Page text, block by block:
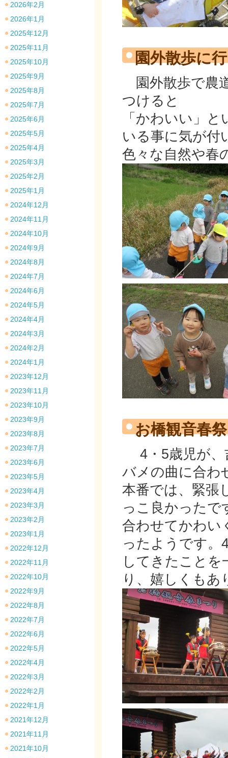
園外散歩に
園外散歩で農
つけると
「かわいい」
いる事に気が付
色々な自然や春
お橋観音春
4・5歳児が、
バメの曲に合わ
本番では、緊張
っこ良かったで
合わせてかわい
ったようです。
してきたことを
り、嬉しくもあ
2026年2月
2026年1月
2025年12月
2025年11月
2025年10月
2025年9月
2025年8月
2025年7月
2025年6月
2025年5月
2025年4月
2025年3月
2025年2月
2025年1月
2024年12月
2024年11月
2024年10月
2024年9月
2024年8月
2024年7月
2024年6月
2024年5月
2024年4月
2024年3月
2024年2月
2024年1月
2023年12月
2023年11月
2023年10月
2023年9月
2023年8月
2023年7月
2023年6月
2023年5月
2023年4月
2023年3月
2023年2月
2023年1月
2022年12月
2022年11月
2022年10月
2022年9月
2022年8月
2022年7月
2022年6月
2022年5月
2022年4月
2022年3月
2022年2月
2022年1月
2021年12月
2021年11月
2021年10月